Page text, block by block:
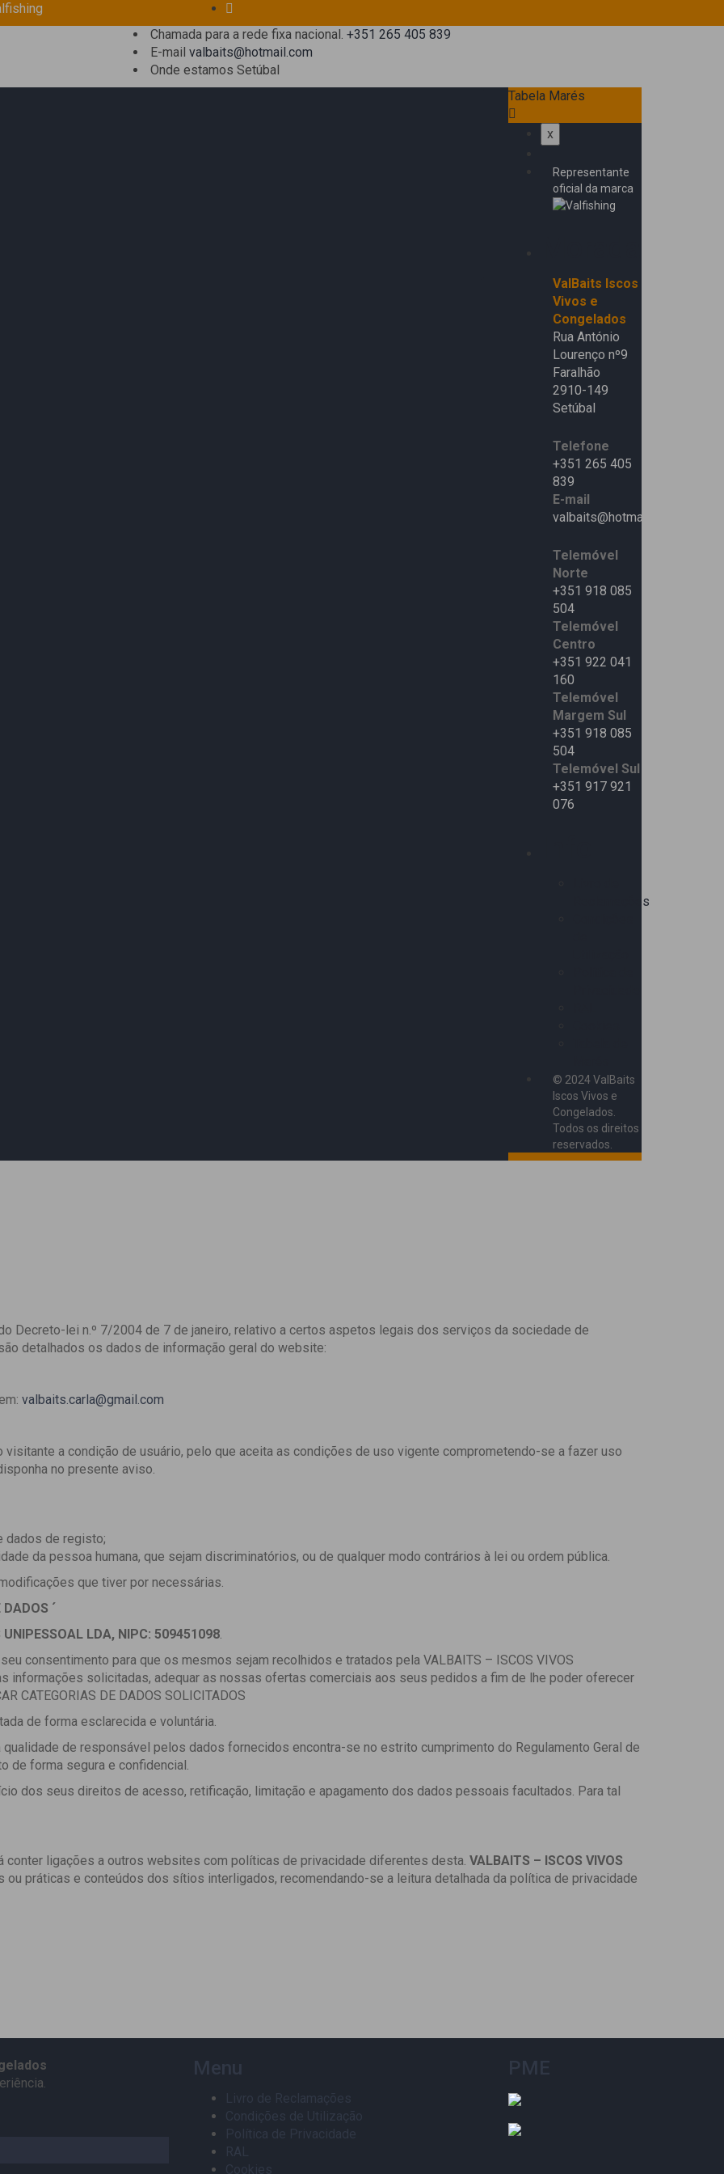
Chamada para a rede fixa nacional. +351 265 405 839
E-mail valbaits@hotmail.com
Onde estamos Setúbal
Tabela Marés
x
Representante
oficial da marca
ValBaits Iscos
Vivos e
Congelados
Rua António
Lourenço nº9
Faralhão
2910-149
Setúbal
Telefone
+351 265 405
839
E-mail
valbaits@hotmail.com
Telemóvel
Norte
+351 918 085
504
Telemóvel
Centro
+351 922 041
160
Telemóvel
Margem Sul
+351 918 085
504
Telemóvel Sul
+351 917 921
076
Reclamações
© 2024 ValBaits
Iscos Vivos e
Congelados.
Todos os direitos
reservados.
Decreto-lei n.º 7/2004 de 7 de janeiro, relativo a certos aspetos legais dos serviços da sociedade de
detalhados os dados de informação geral do website:
valbaits.carla@gmail.com
a condição de usuário, pelo que aceita as condições de uso vigente comprometendo-se a fazer uso
no presente aviso.
dados de registo;
da pessoa humana, que sejam discriminatórios, ou de qualquer modo contrários à lei ou ordem pública.
que tiver por necessárias.
´
LDA, NIPC: 509451098.
consentimento para que os mesmos sejam recolhidos e tratados pela VALBAITS – ISCOS VIVOS
informações solicitadas, adequar as nossas ofertas comerciais aos seus pedidos a fim de lhe poder oferecer
CATEGORIAS DE DADOS SOLICITADOS
de forma esclarecida e voluntária.
de responsável pelos dados fornecidos encontra-se no estrito cumprimento do Regulamento Geral de
de forma segura e confidencial.
dos seus direitos de acesso, retificação, limitação e apagamento dos dados pessoais facultados. Para tal
ligações a outros websites com políticas de privacidade diferentes desta. VALBAITS – ISCOS VIVOS
ou práticas e conteúdos dos sítios interligados, recomendando-se a leitura detalhada da política de privacidade
Menu
Livro de Reclamações
Condições de Utilização
Política de Privacidade
RAL
Cookies
PME